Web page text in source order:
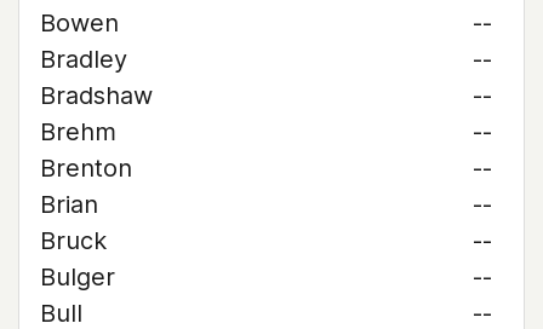
Bowen
--
Bradley
--
Bradshaw
--
Brehm
--
Brenton
--
Brian
--
Bruck
--
Bulger
--
Bull
--